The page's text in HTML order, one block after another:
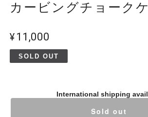
カービングチョーク
¥11,000
SOLD OUT
International shipping
Sold out